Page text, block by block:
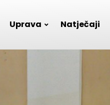
Uprava Natječaji